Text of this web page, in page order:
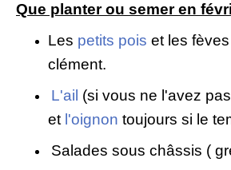
Que planter ou semer en
Les petits pois et les
clément.
L'ail (si vous ne l'avez
et l'oignon toujours si le
Salades sous châssis (